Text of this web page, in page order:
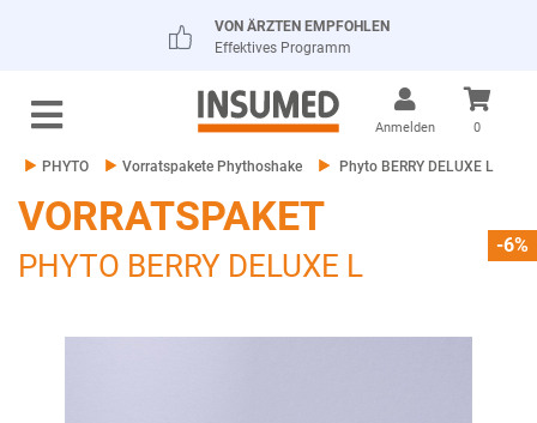
Anmelden 0
VON ÄRZTEN EMPFOHLEN
Effektives Programm
PHYTO Vorratspakete Phythoshake Phyto BERRY DELUXE L
VORRATSPAKET
PHYTO BERRY DELUXE L
-6%